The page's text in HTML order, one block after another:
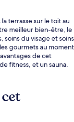
terrasse sur le toit au
meilleur bien-être, le
soins du visage et soins
gourmets au moment
de cet
fitness, et un sauna.